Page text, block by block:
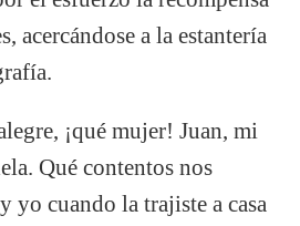
acercándose a la estantería
¡qué mujer! Juan, mi
Qué contentos nos
yo cuando la trajiste a casa